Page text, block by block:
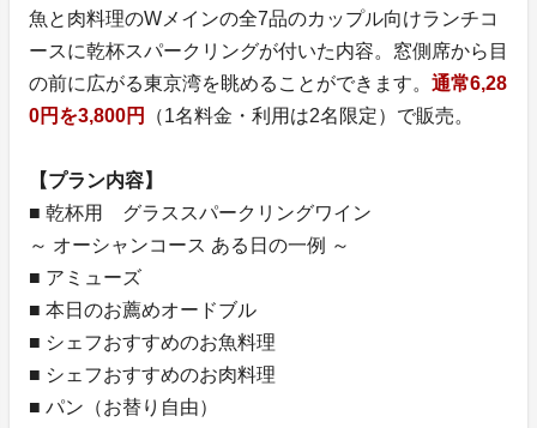
魚と肉料理のWメインの全7品のカップル向けランチコ
ースに乾杯スパークリングが付いた内容。窓側席から目
の前に広がる東京湾を眺めることができます。 通常6,28
0円を3,800円
（1名料金・利用は2名限定）で販売。
【プラン内容】
■ 乾杯用 グラススパークリングワイン
～ オーシャンコース ある日の一例 ～
■ アミューズ
■ 本日のお薦めオードブル
■ シェフおすすめのお魚料理
■ シェフおすすめのお肉料理
■ パン（お替り自由）